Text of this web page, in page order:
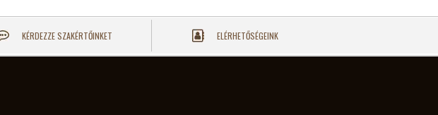
KÉRDEZZE SZAKÉRTŐINKET ELÉRHETŐSÉGEINK